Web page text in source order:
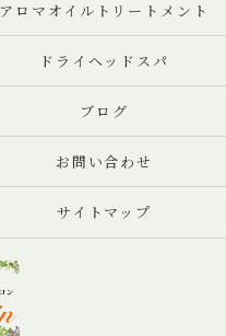
アロマオイルトリートメント
ドライヘッドスパ
ブログ
お問い合わせ
サイトマップ